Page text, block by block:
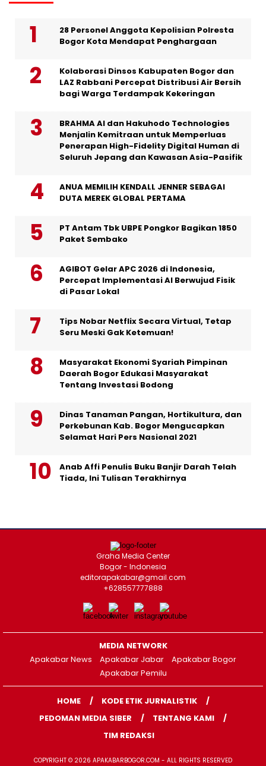
28 Personel Anggota Kepolisian Polresta
Bogor Kota Mendapat Penghargaan
Kolaborasi Dinsos Kabupaten Bogor dan
LAZ Rabbani Percepat Distribusi Air Bersih
bagi Warga Terdampak Kekeringan
BRAHMA AI dan Hakuhodo Technologies
Menjalin Kemitraan untuk Memperluas
Penerapan High-Fidelity Digital Human di
Seluruh Jepang dan Kawasan Asia-Pasifik
ANUA MEMILIH KENDALL JENNER SEBAGAI
DUTA MEREK GLOBAL PERTAMA
PT Antam Tbk UBPE Pongkor Bagikan 1850
Paket Sembako
AGIBOT Gelar APC 2026 di Indonesia,
Percepat Implementasi AI Berwujud Fisik
di Pasar Lokal
Tips Nobar Netflix Secara Virtual, Tetap
Seru Meski Gak Ketemuan!
Masyarakat Ekonomi Syariah Pimpinan
Daerah Bogor Edukasi Masyarakat
Tentang Investasi Bodong
Dinas Tanaman Pangan, Hortikultura, dan
Perkebunan Kab. Bogor Mengucapkan
Selamat Hari Pers Nasional 2021
Anab Affi Penulis Buku Banjir Darah Telah
Tiada, Ini Tulisan Terakhirnya
Graha Media Center
Bogor - Indonesia
editorapakabar@gmail.com
+628557777888
MEDIA NETWORK
Apakabar News
Apakabar Jabar
Apakabar Bogor
Apakabar Pemilu
HOME
KODE ETIK JURNALISTIK
PEDOMAN MEDIA SIBER
TENTANG KAMI
TIM REDAKSI
COPYRIGHT © 2026 APAKABARBOGOR.COM - ALL RIGHTS RESERVED